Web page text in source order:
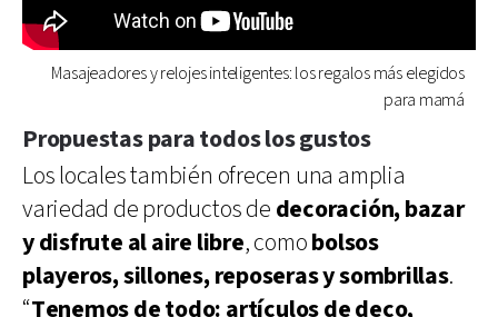
Masajeadores y relojes inteligentes: los regalos más elegidos
para mamá
Propuestas para todos los gustos
Los locales también ofrecen una amplia
variedad de productos de decoración, bazar
y disfrute al aire libre, comobolsos
playeros, sillones, reposeras y sombrillas.
“Tenemos de todo: artículos de deco,